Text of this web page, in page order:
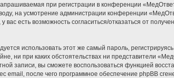
при регистрации в конференции
на усмотрение администрации конференции
есть возможность согласиться/отказаться от
использовать этот же самый пароль,
ни при каких обстоятельствах ни представители
записи, вы сможете воспользоваться функцией
после чего программное обеспечение phpBB